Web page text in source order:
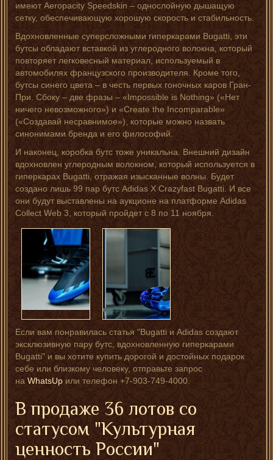
имеют Aeropacity Speedskin – однослойную дышащую
сетку, обеспечивающую хорошую скорость и стабильность.
Вдохновленные суперсложными гиперкарами Bugatti, эти
бутсы обладают вставкой из углеродного волокна, который
повторяет легковесный материал, используемый в
автомобилях французского производителя. Кроме того,
бутсы синего цвета – в честь первых гоночных каров Гран-
При. Сбоку – две фразы – «Impossible is Nothing» («Нет
ничего невозможного») и «Create the Incomparable»
(«Создавай несравнимое»), которые можно назвать
синонимами бренда и его философий.
И наконец, коробка бутс тоже уникальна. Внешний дизайн
вдохновлен углеродным волокном, который используется в
гиперкарах Bugatti, отражая изысканные волны. Будет
создано лишь 99 пар бутс Adidas X Crazyfast Bugatti. И все
они будут выставлены на аукционе на платформе Adidas
Collect Web 3, который пройдет с 8 по 11 ноября.
Если вам понравилась статья "Bugatti и Adidas создают
эксклюзивную пару бутс, вдохновленную гиперкарами
Bugatti" и вы хотите купить дорогой и достойных подарок
себе или близкому человеку, отправьте запрос
наWhatsUpили телефон +7-903-749-4000.
В продаже 36 лотов со
статусом "Культурная
ценность России"